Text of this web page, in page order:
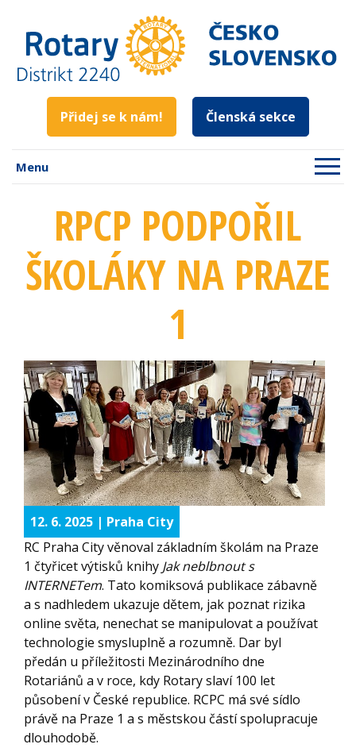
Přidej se k nám! Členská sekce
Menu
RPCP PODPOŘIL
ŠKOLÁKY NA PRAZE
1
12. 6. 2025 | Praha City
RC Praha City věnoval základním školám na Praze
1 čtyřicet výtisků knihy Jak neblbnout s
INTERNETem. Tato komiksová publikace zábavně
a s nadhledem ukazuje dětem, jak poznat rizika
online světa, nenechat se manipulovat a používat
technologie smysluplně a rozumně. Dar byl
předán u příležitosti Mezinárodního dne
Rotariánů a v roce, kdy Rotary slaví 100 let
působení v České republice. RCPC má své sídlo
právě na Praze 1 a s městskou částí spolupracuje
dlouhodobě.